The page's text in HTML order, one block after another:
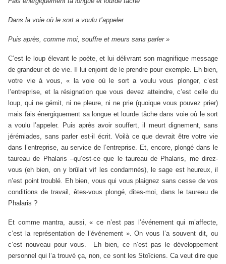
Dans la voie où le sort a voulu t’appeler
Puis après, comme moi, souffre et meurs sans parler »
C’est le loup élevant le poète, et lui délivrant son magnifique message
de grandeur et de vie. Il lui enjoint de le prendre pour exemple. Eh bien,
votre vie à vous, « la voie où le sort a voulu vous plonger, c’est
l’entreprise, et la résignation que vous devez atteindre, c’est celle du
loup, qui ne gémit, ni ne pleure, ni ne prie (quoique vous pouvez prier)
mais fais énergiquement sa longue et lourde tâche dans voie où le sort
a voulu l’appeler. Puis après avoir souffert, il meurt dignement, sans
jérémiades, sans parler est-il écrit. Voilà ce que devrait être votre vie
dans l’entreprise, au service de l’entreprise. Et, encore, plongé dans le
taureau de Phalaris –qu’est-ce que le taureau de Phalaris, me direz-
vous (eh bien, on y brûlait vif les condamnés), le sage est heureux, il
n’est point troublé. Eh bien, vous qui vous plaignez sans cesse de vos
conditions de travail, êtes-vous plongé, dites-moi, dans le taureau de
Phalaris ?
Et comme mantra, aussi, « ce n’est pas l’événement qui m’affecte,
c’est la représentation de l’événement ». On vous l’a souvent dit, ou
c’est nouveau pour vous. Eh bien, ce n’est pas le développement
personnel qui l’a trouvé ça, non, ce sont les Stoïciens. Ca veut dire que